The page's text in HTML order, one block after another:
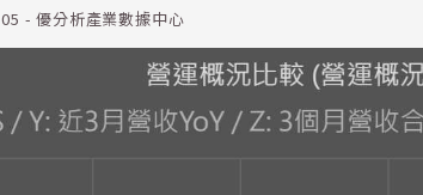
- 優分析產業數據中心